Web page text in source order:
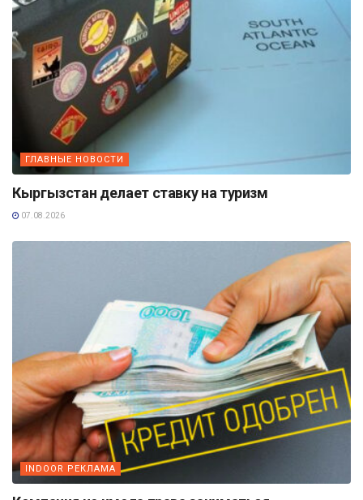
ГЛАВНЫЕ НОВОСТИ
Кыргызстан делает ставку на туризм
07.08.2026
INDOOR РЕКЛАМА